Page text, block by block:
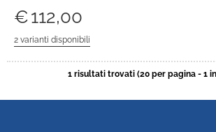
€112,00
1 risultati trovati (20 per pagina - 1